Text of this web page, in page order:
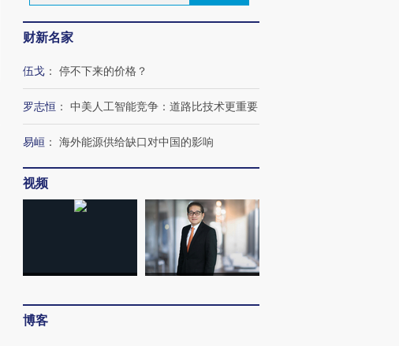
财新名家
伍戈 ： 停不下来的价格？
罗志恒 ： 中美人工智能竞争：道路比技术更重要
易峘 ： 海外能源供给缺口对中国的影响
视频
博客